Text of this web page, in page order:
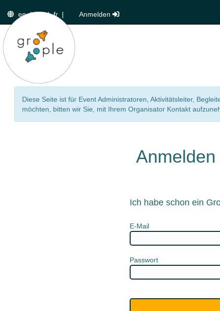
en|de|fr | Anmelden
Diese Seite ist für Event Administratoren, Aktivitätsleiter,
möchten, bitten wir Sie, mit Ihrem Organisator Kontakt
Anmelden
Ich habe schon ein
E-Mail
Passwort